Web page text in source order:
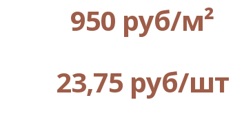
950 руб/м²
23,75 руб/шт